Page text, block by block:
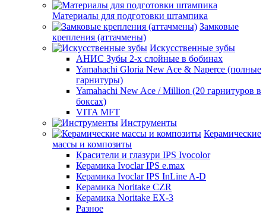
Материалы для подготовки штампика
Замковые
крепления (аттачмены)
Искусственные зубы
АНИС Зубы 2-х слойные в бобинах
Yamahachi Gloria New Ace & Naperce (полные
гарнитуры)
Yamahachi New Ace / Million (20 гарнитуров в
боксах)
VITA MFT
Инструменты
Керамические
массы и композиты
Красители и глазури IPS Ivocolor
Керамика Ivoclar IPS e.max
Керамика Ivoclar IPS InLine A-D
Керамика Noritake CZR
Керамика Noritake EX-3
Разное